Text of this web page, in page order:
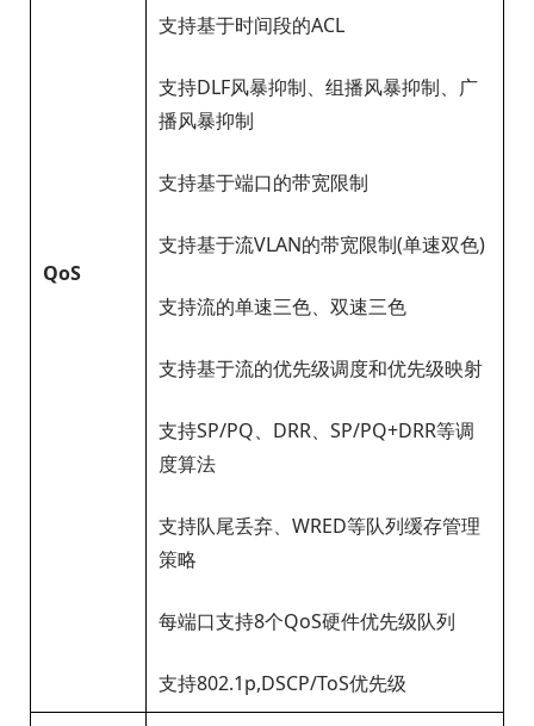
QoS
支持基于时间段的ACL
支持DLF风暴抑制、组播风暴抑制、广
播风暴抑制
支持基于端口的带宽限制
支持基于流VLAN的带宽限制(单速双色)
支持流的单速三色、双速三色
支持基于流的优先级调度和优先级映射
支持SP/PQ、DRR、SP/PQ+DRR等调
度算法
支持队尾丢弃、WRED等队列缓存管理
策略
每端口支持8个QoS硬件优先级队列
支持802.1p,DSCP/ToS优先级